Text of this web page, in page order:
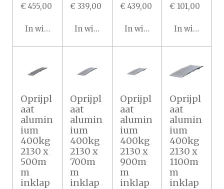
€ 455,00
In winkelwagen
€ 339,00
In winkelwagen
€ 439,00
In winkelwagen
€ 101,00
In
Oprijpl
aat
alumin
ium
400kg
2130 x
500m
m
inklap
Oprijpl
aat
alumin
ium
400kg
2130 x
700m
m
inklap
Oprijpl
aat
alumin
ium
400kg
2130 x
900m
m
inklap
Oprijpl
aat
alumin
ium
400kg
2130 x
1100m
m
inklap